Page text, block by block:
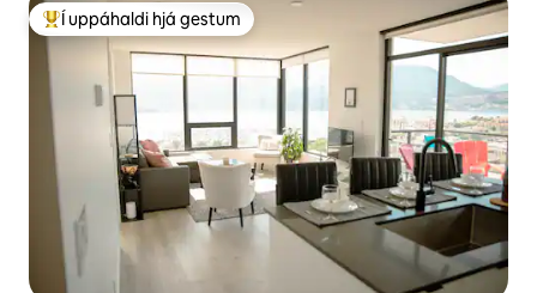
Í mestu uppáhaldi hjá gestum
Í uppáhaldi hjá gestum